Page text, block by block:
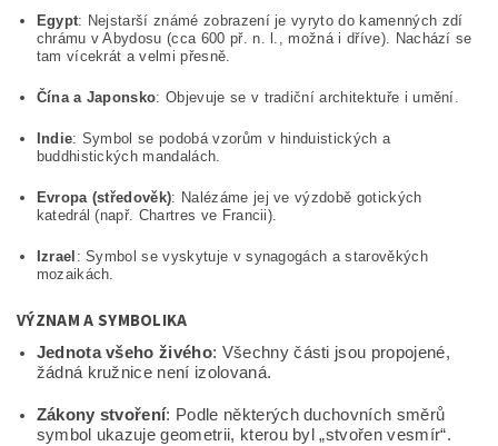
Egypt: Nejstarší známé zobrazení je vyryto do kamenných zdí
chrámu v Abydosu (cca 600 př. n. l., možná i dříve). Nachází se
tam vícekrát a velmi přesně.
Čína a Japonsko: Objevuje se v tradiční architektuře i umění.
Indie: Symbol se podobá vzorům v hinduistických a
buddhistických mandalách.
Evropa (středověk): Nalézáme jej ve výzdobě gotických
katedrál (např. Chartres ve Francii).
Izrael : Symbol se vyskytuje v synagogách a starověkých
mozaikách.
VÝZNAM A SYMBOLIKA
Jednota všeho živého: Všechny části jsou propojené,
žádná kružnice není izolovaná.
Zákony stvoření: Podle některých duchovních směrů
symbol ukazuje geometrii, kterou byl „stvořen vesmír“.